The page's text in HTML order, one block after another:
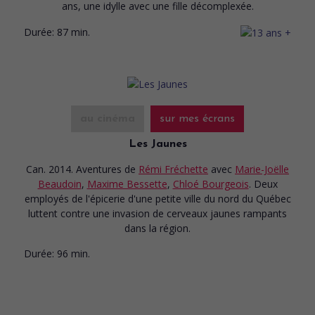
ans, une idylle avec une fille décomplexée.
Durée: 87 min.
sur mes écrans
Les Jaunes
Can. 2014. Aventures de Rémi Fréchette avec Marie-Joëlle
Beaudoin, Maxime Bessette, Chloé Bourgeois. Deux
employés de l'épicerie d'une petite ville du nord du Québec
luttent contre une invasion de cerveaux jaunes rampants
dans la région.
Durée: 96 min.